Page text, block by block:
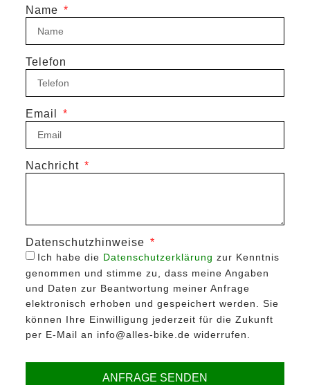
Name
Telefon
Email
Nachricht
Datenschutzhinweise
Ich habe die Datenschutzerklärung zur Kenntnis
genommen und stimme zu, dass meine Angaben
und Daten zur Beantwortung meiner Anfrage
elektronisch erhoben und gespeichert werden. Sie
können Ihre Einwilligung jederzeit für die Zukunft
per E-Mail an info@alles-bike.de widerrufen.
ANFRAGE SENDEN